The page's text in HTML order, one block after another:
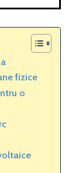
fizice
o